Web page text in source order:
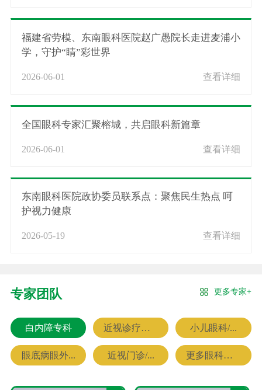
福建省劳模、东南眼科医院赵广愚院长走进麦浦小
学，守护“睛”彩世界
2026-06-01 查看详细
全国眼科专家汇聚榕城，共启眼科新篇章
2026-06-01 查看详细
东南眼科医院政协委员联系点：聚焦民生热点 呵
护视力健康
2026-05-19 查看详细
专家团队 更多专家+
白内障专科 近视诊疗专科 小儿眼科/...
眼底病眼外... 近视门诊/... 更多眼科专家